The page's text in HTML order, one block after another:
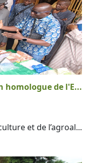
homologue de l'E...
et de l’agroal...